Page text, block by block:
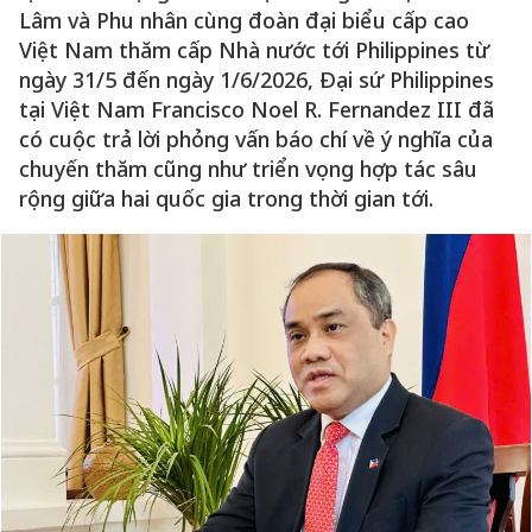
Lâm và Phu nhân cùng đoàn đại biểu cấp cao
Việt Nam thăm cấp Nhà nước tới Philippines từ
ngày 31/5 đến ngày 1/6/2026, Đại sứ Philippines
tại Việt Nam Francisco Noel R. Fernandez III đã
có cuộc trả lời phỏng vấn báo chí về ý nghĩa của
chuyến thăm cũng như triển vọng hợp tác sâu
rộng giữa hai quốc gia trong thời gian tới.